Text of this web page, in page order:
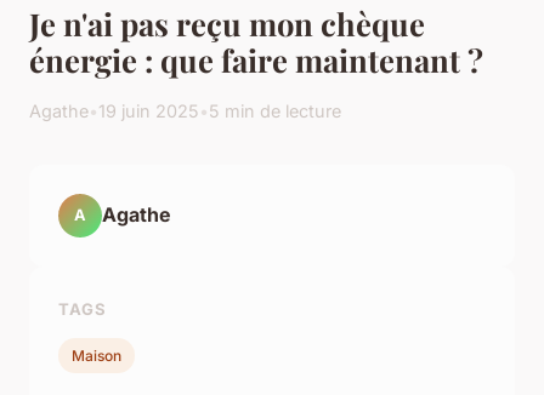
Je n'ai pas reçu mon chèque
énergie : que faire maintenant ?
Agathe•19 juin 2025•5 min de lecture
A Agathe
TAGS
Maison